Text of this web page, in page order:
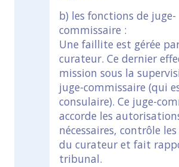
b) les fonctions de juge-
commissaire :
Une faillite est gérée
curateur. Ce dernier
mission sous la
juge-commissaire (qui
consulaire). Ce juge-
accorde les
nécessaires, contrôle
du curateur et fait
tribunal.